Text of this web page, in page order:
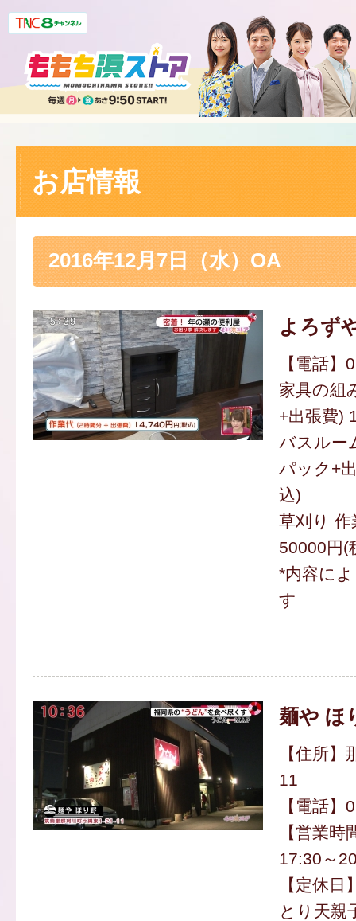
お店情報
2016年12月7日（水）OA
よろず
【電話
家具の組
+出張費)
バスルー
パック+
込)
草刈り 作
50000円(
*内容に
す
麺や ほ
【住所
11
【電話
【営業
17:30～
【定休日
とり天親